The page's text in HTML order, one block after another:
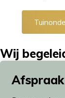
Wij